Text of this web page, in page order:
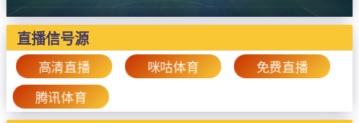
西甲
意甲
欧冠杯
中超
直播信号源
高清直播 咪咕体育 免费直播
腾讯体育